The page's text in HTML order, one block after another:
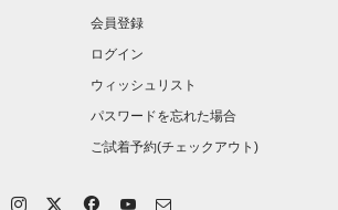
会員登録
ログイン
ウィッシュリスト
パスワードを忘れた場合
ご試着予約(チェックアウト)